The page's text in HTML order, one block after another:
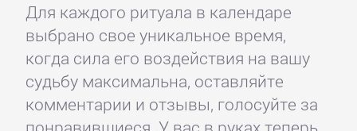
Для каждого ритуала в календаре
выбрано свое уникальное время,
когда сила его воздействия на вашу
судьбу максимальна, оставляйте
комментарии и отзывы, голосуйте за